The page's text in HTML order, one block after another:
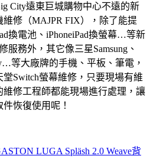
City遠東巨城購物中心不遠的新
修（MAJPR FIX），除了能提
換電池、iPhoneiPad換螢幕…等新
服務外，其它像三星Samsung、
等大廠牌的手機、平板、筆電，
Switch螢幕維修，只要現場有維
修工程師都能現場進行處理，讓
恢復使用呢！
LUGA Spläsh 2.0 Weave背